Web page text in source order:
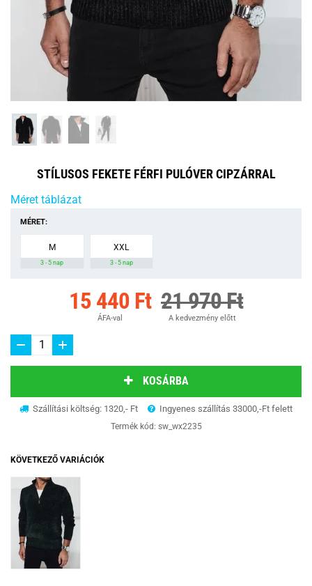
STÍLUSOS FEKETE FÉRFI PULÓVER CIPZÁRRAL
Méret táblázat
MÉRET:
M
3 - 5 nap
XXL
3 - 5 nap
15 440 Ft
ÁFA-val
21 970 Ft
A kedvezmény előtt
KOSÁRBA
Szállítási költség: 1320,- Ft Ingyenes szállítás 33000,-Ft felett
Termék kód: sw_wx2235
KÖVETKEZŐ VARIÁCIÓK